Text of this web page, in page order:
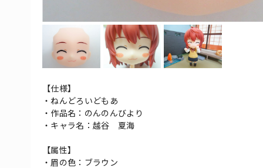
【仕様】
・ねんどろいどもあ
・作品名：のんのんびより
・キャラ名：越谷 夏海
【属性】
・眉の色：ブラウン